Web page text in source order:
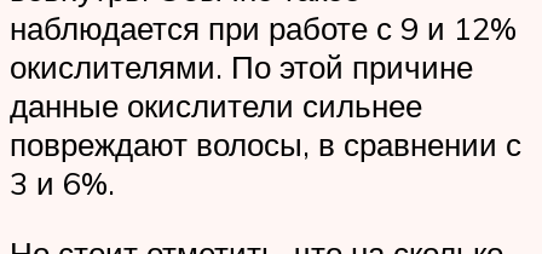
наблюдается при работе с 9 и 12%
окислителями. По этой причине
данные окислители сильнее
повреждают волосы, в сравнении с
3 и 6%.